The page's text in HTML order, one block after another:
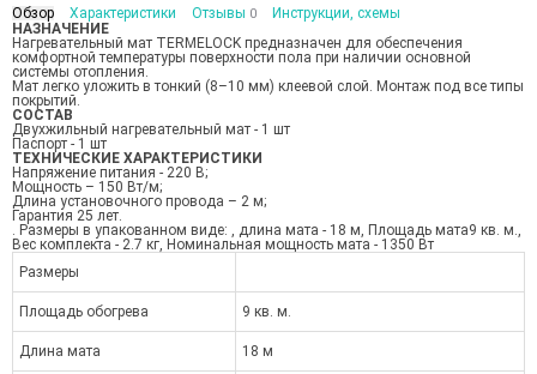
Обзор Характеристики Отзывы 0
Инструкции, схемы
НАЗНАЧЕНИЕ
Нагревательный мат TERMELOCK предназначен для обеспечения
комфортной температуры поверхности пола при наличии основной
системы отопления.
Мат легко уложить в тонкий (8–10 мм) клеевой слой. Монтаж под все типы
покрытий.
СОСТАВ
Двухжильный нагревательный мат - 1 шт
Паспорт - 1 шт
ТЕХНИЧЕСКИЕ ХАРАКТЕРИСТИКИ
Напряжение питания - 220 В;
Мощность – 150 Вт/м;
Длина установочного провода – 2 м;
Гарантия 25 лет.
. Размеры в упакованном виде: , длина мата - 18 м, Площадь мата9 кв. м.,
Вес комплекта - 2.7 кг, Номинальная мощность мата - 1350 Вт
Размеры
Площадь обогрева 9 кв. м.
Длина мата 18 м